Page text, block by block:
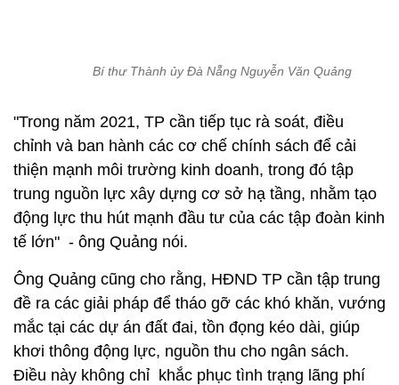
Bí thư Thành ủy Đà Nẵng Nguyễn Văn Quảng
"Trong năm 2021, TP cần tiếp tục rà soát, điều
chỉnh và ban hành các cơ chế chính sách để cải
thiện mạnh môi trường kinh doanh, trong đó tập
trung nguồn lực xây dựng cơ sở hạ tầng, nhằm tạo
động lực thu hút mạnh đầu tư của các tập đoàn kinh
tế lớn" - ông Quảng nói.
Ông Quảng cũng cho rằng, HĐND TP cần tập trung
đề ra các giải pháp để tháo gỡ các khó khăn, vướng
mắc tại các dự án đất đai, tồn đọng kéo dài, giúp
khơi thông động lực, nguồn thu cho ngân sách.
Điều này không chỉ khắc phục tình trạng lãng phí